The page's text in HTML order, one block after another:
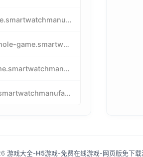
tetris-game.smartwatchmanufacturer.cn
whack-a-mole-game.smartwatchmanufacturer.cn
snake-game.smartwatchmanufacturer.cn
birdgame.smartwatchmanufacturer.cn
游戏大全-H5游戏-免费在线游戏-网页版免下载